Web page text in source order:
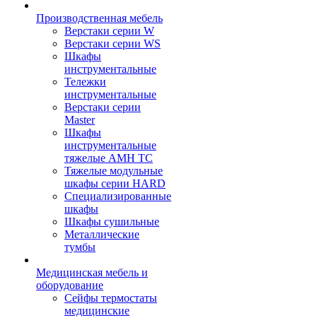
Производственная мебель
Верстаки серии W
Верстаки серии WS
Шкафы
инструментальные
Тележки
инструментальные
Верстаки серии
Master
Шкафы
инструментальные
тяжелые AMH TC
Тяжелые модульные
шкафы серии HARD
Cпециализированные
шкафы
Шкафы сушильные
Металлические
тумбы
Медицинская мебель и
оборудование
Сейфы термостаты
медицинские